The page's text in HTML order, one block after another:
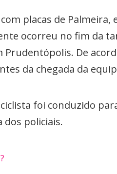
placas de Palmeira,
ocorreu no fim da
Prudentópolis. De
da chegada da
foi conduzido
dos policiais.